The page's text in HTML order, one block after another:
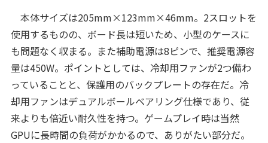
本体サイズは205mm×123mm×46mm。2スロットを
使用するものの、ボード長は短いため、小型のケースに
も問題なく収まる。また補助電源は8ピンで、推奨電源容
量は450W。ポイントとしては、冷却用ファンが2つ備わ
っていることと、保護用のバックプレートの存在だ。冷
却用ファンはデュアルボールベアリング仕様であり、従
来よりも倍近い耐久性を持つ。ゲームプレイ時は当然
GPUに長時間の負荷がかかるので、ありがたい部分だ。